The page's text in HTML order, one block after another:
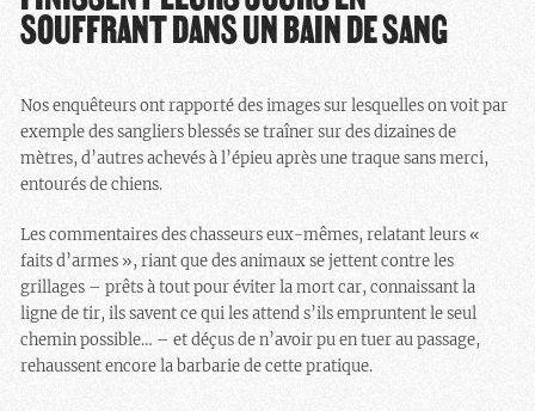
SOUFFRANT DANS UN BAIN DE SANG
Nos enquêteurs ont rapporté des images sur lesquelles on voit par
exemple des sangliers blessés se traîner sur des dizaines de
mètres, d’autres achevés à l’épieu après une traque sans merci,
entourés de chiens.
Les commentaires des chasseurs eux-mêmes, relatant leurs «
faits d’armes », riant que des animaux se jettent contre les
grillages – prêts à tout pour éviter la mort car, connaissant la
ligne de tir, ils savent ce qui les attend s’ils empruntent le seul
chemin possible… – et déçus de n’avoir pu en tuer au passage,
rehaussent encore la barbarie de cette pratique.